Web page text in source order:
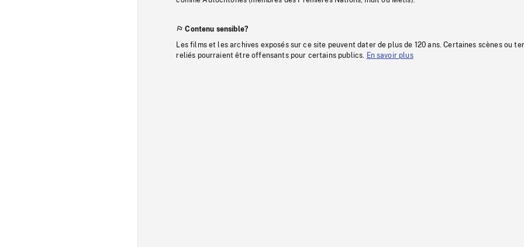
Contenu sensible?
Les films et les archives exposés sur ce site peuvent dater de plus de 120 ans. Certaines scènes ou
reliés pourraient être offensants pour certains publics. En savoir plus